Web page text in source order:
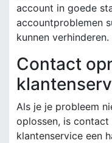
account in goede
accountproblemen
kunnen verhinderen.
Contact
Als je je probleem
oplossen, is
klantenservice een